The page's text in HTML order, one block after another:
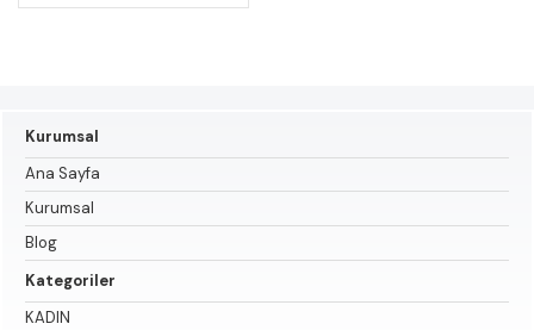
Kurumsal
Ana Sayfa
Kurumsal
Blog
Kategoriler
KADIN